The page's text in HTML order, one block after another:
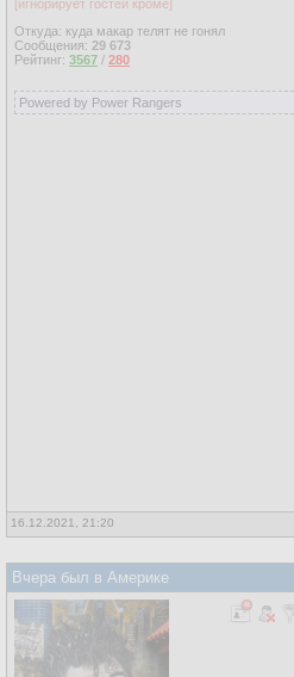
[игнорирует гостей кроме]
Откуда: куда макар телят не гонял
Сообщения: 29 673
Рейтинг: 3567 / 280
Powered by Power Rangers
16.12.2021, 21:20
Вчера был в Америке